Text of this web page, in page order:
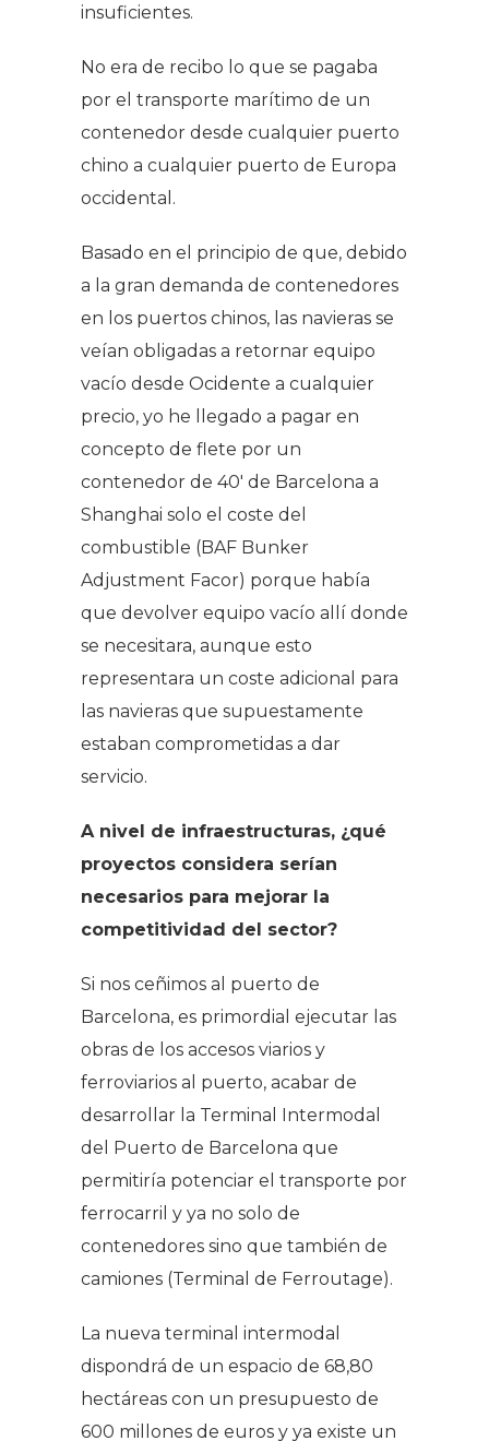
insuficientes.
No era de recibo lo que se pagaba
por el transporte marítimo de un
contenedor desde cualquier puerto
chino a cualquier puerto de Europa
occidental.
Basado en el principio de que, debido
a la gran demanda de contenedores
en los puertos chinos, las navieras se
veían obligadas a retornar equipo
vacío desde Ocidente a cualquier
precio, yo he llegado a pagar en
concepto de flete por un
contenedor de 40′ de Barcelona a
Shanghai solo el coste del
combustible (BAF Bunker
Adjustment Facor) porque había
que devolver equipo vacío allí donde
se necesitara, aunque esto
representara un coste adicional para
las navieras que supuestamente
estaban comprometidas a dar
servicio.
A nivel de infraestructuras, ¿qué
proyectos considera serían
necesarios para mejorar la
competitividad del sector?
Si nos ceñimos al puerto de
Barcelona, es primordial ejecutar las
obras de los accesos viarios y
ferroviarios al puerto, acabar de
desarrollar la Terminal Intermodal
del Puerto de Barcelona que
permitiría potenciar el transporte por
ferrocarril y ya no solo de
contenedores sino que también de
camiones (Terminal de Ferroutage).
La nueva terminal intermodal
dispondrá de un espacio de 68,80
hectáreas con un presupuesto de
600 millones de euros y ya existe un